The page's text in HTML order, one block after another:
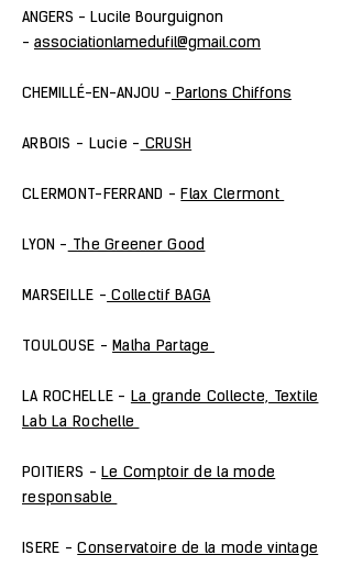
ANGERS - Lucile Bourguignon
- associationlamedufil@gmail.com
CHEMILLÉ-EN-ANJOU - Parlons Chiffons
ARBOIS - Lucie - CRUSH
CLERMONT-FERRAND -Flax Clermont
LYON - The Greener Good
MARSEILLE - Collectif BAGA
TOULOUSE -Malha Partage
LA ROCHELLE - La grande Collecte, Textile
Lab La Rochelle
POITIERS -Le Comptoir de la mode
responsable
ISERE -Conservatoire de la mode vintage